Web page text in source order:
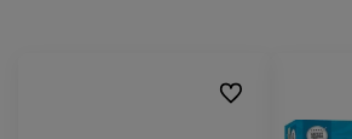
Do ulubionych